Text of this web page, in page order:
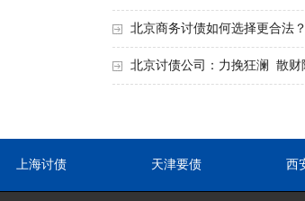
北京商务讨债如何选择更合法？
北京讨债公司：力挽狂澜 散财
上海讨债 天津要债 西